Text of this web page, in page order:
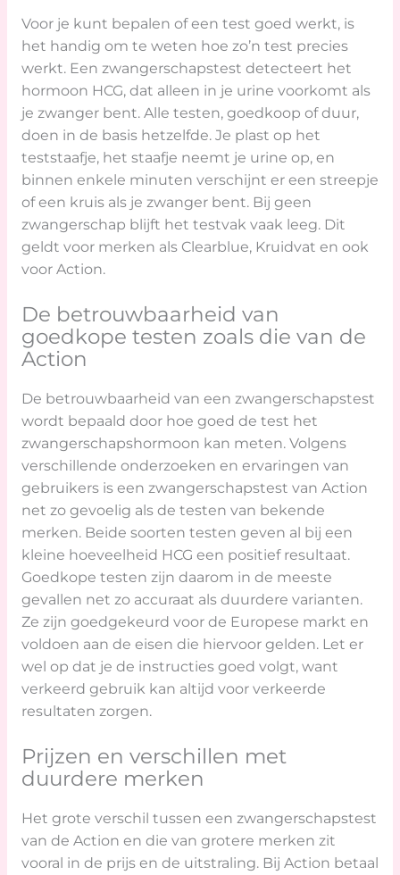
Voor je kunt bepalen of een test goed werkt, is
het handig om te weten hoe zo’n test precies
werkt. Een zwangerschapstest detecteert het
hormoon HCG, dat alleen in je urine voorkomt als
je zwanger bent. Alle testen, goedkoop of duur,
doen in de basis hetzelfde. Je plast op het
teststaafje, het staafje neemt je urine op, en
binnen enkele minuten verschijnt er een streepje
of een kruis als je zwanger bent. Bij geen
zwangerschap blijft het testvak vaak leeg. Dit
geldt voor merken als Clearblue, Kruidvat en ook
voor Action.
De betrouwbaarheid van
goedkope testen zoals die van de
Action
De betrouwbaarheid van een zwangerschapstest
wordt bepaald door hoe goed de test het
zwangerschapshormoon kan meten. Volgens
verschillende onderzoeken en ervaringen van
gebruikers is een zwangerschapstest van Action
net zo gevoelig als de testen van bekende
merken. Beide soorten testen geven al bij een
kleine hoeveelheid HCG een positief resultaat.
Goedkope testen zijn daarom in de meeste
gevallen net zo accuraat als duurdere varianten.
Ze zijn goedgekeurd voor de Europese markt en
voldoen aan de eisen die hiervoor gelden. Let er
wel op dat je de instructies goed volgt, want
verkeerd gebruik kan altijd voor verkeerde
resultaten zorgen.
Prijzen en verschillen met
duurdere merken
Het grote verschil tussen een zwangerschapstest
van de Action en die van grotere merken zit
vooral in de prijs en de uitstraling. Bij Action betaal